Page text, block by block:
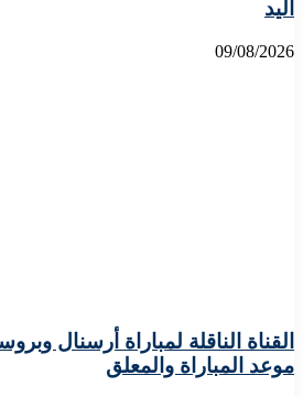
اليد
09/08/2026
القناة الناقلة لمباراة أرسنال
موعد المباراة والمعلق